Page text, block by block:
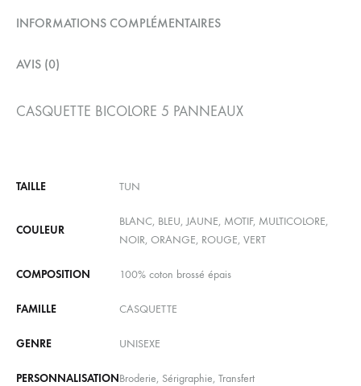
INFORMATIONS COMPLÉMENTAIRES
AVIS (0)
CASQUETTE BICOLORE 5 PANNEAUX
TAILLE TUN
COULEUR
BLANC, BLEU, JAUNE, MOTIF, MULTICOLORE,
NOIR, ORANGE, ROUGE, VERT
COMPOSITION 100% coton brossé épais
FAMILLE CASQUETTE
GENRE UNISEXE
PERSONNALISATIONBroderie, Sérigraphie, Transfert